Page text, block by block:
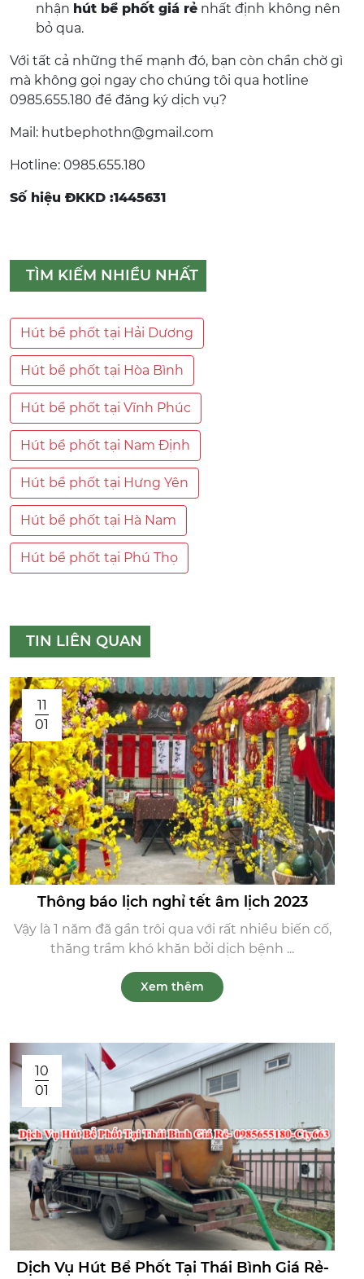
nhận hút bể phốt giá rẻ nhất định không nên
bỏ qua.
Với tất cả những thế mạnh đó, bạn còn chần chờ gì
mà không gọi ngay cho chúng tôi qua hotline
0985.655.180 để đăng ký dịch vụ?
Mail: hutbephothn@gmail.com
Hotline: 0985.655.180
Số hiệu ĐKKD :1445631
TÌM KIẾM NHIỀU NHẤT
Hút bể phốt tại Hải Dương
Hút bể phốt tại Hòa Bình
Hút bể phốt tại Vĩnh Phúc
Hút bể phốt tại Nam Định
Hút bể phốt tại Hưng Yên
Hút bể phốt tại Hà Nam
Hút bể phốt tại Phú Thọ
TIN LIÊN QUAN
11
01
Thông báo lịch nghỉ tết âm lịch 2023
Vậy là 1 năm đã gần trôi qua với rất nhiều biến cố,
thăng trầm khó khăn bởi dịch bệnh ...
Xem thêm
10
01
Dịch Vụ Hút Bể Phốt Tại Thái Bình Giá Rẻ-